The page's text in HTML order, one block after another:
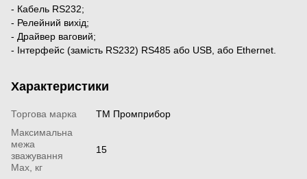
- Кабель RS232;
- Релейний вихід;
- Драйвер ваговий;
- Інтерфейс (замість RS232) RS485 або USB, або Ethernet.
Характеристики
Торгова марка
ТМ Промприбор
Максимальна
межа
зважування
Мах, кг
15